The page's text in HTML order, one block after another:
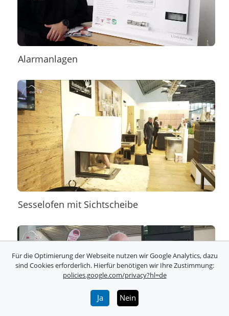
Alarmanlagen
Sesselofen mit Sichtscheibe
Für die Optimierung der Webseite nutzen wir Google Analytics, dazu
sind Cookies erforderlich. Hierfür benötigen wir Ihre Zustimmung:
policies.google.com/privacy?hl=de
Ja Nein